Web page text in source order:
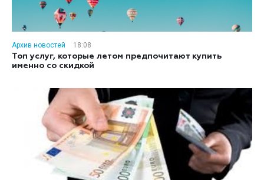
Архив новостей
18:08
Топ услуг, которые летом предпочитают купить
именно со скидкой